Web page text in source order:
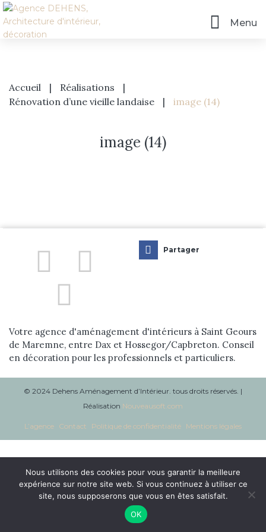
Menu
Prestations
Contact
Accueil | Réalisations
|
Rénovation d’une vieille landaise
| image (14)
image (14)
Votre agence d'aménagement d'intérieurs à Saint Geours
de Maremne, entre Dax et Hossegor/Capbreton. Conseil
en décoration pour les professionnels et particuliers.
Partager
© 2024 Dehens Aménagement d’Intérieur. tous droits réservés. |
Réalisation Nouveausoft.com
L’agence Contact Politique de confidentialité Mentions légales
Nous utilisons des cookies pour vous garantir la meilleure
expérience sur notre site web. Si vous continuez à utiliser ce
site, nous supposerons que vous en êtes satisfait.
OK